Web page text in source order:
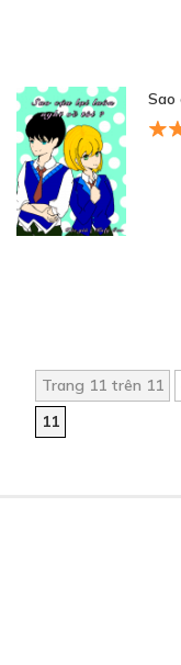
Sao
Trang 11 trên 11
11